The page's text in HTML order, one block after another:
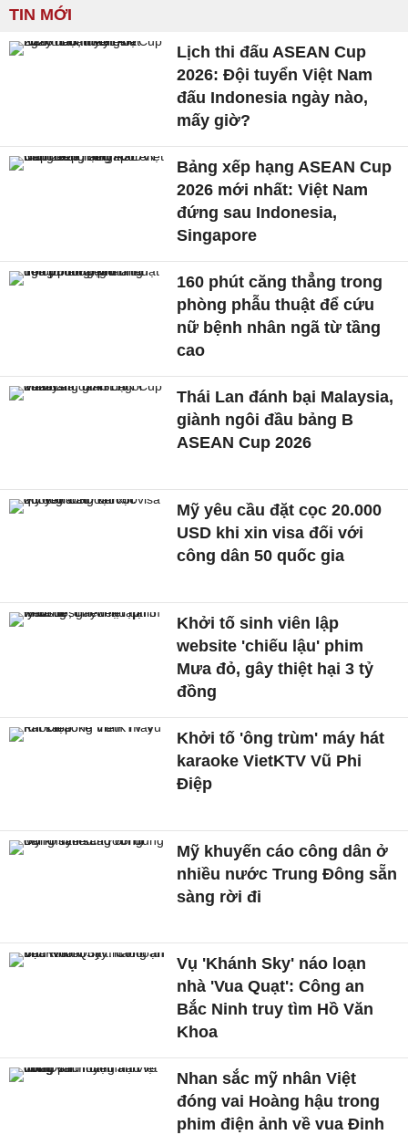
TIN MỚI
Lịch thi đấu ASEAN Cup
2026: Đội tuyển Việt Nam
đấu Indonesia ngày nào,
mấy giờ?
Bảng xếp hạng ASEAN Cup
2026 mới nhất: Việt Nam
đứng sau Indonesia,
Singapore
160 phút căng thẳng trong
phòng phẫu thuật để cứu
nữ bệnh nhân ngã từ tầng
cao
Thái Lan đánh bại Malaysia,
giành ngôi đầu bảng B
ASEAN Cup 2026
Mỹ yêu cầu đặt cọc 20.000
USD khi xin visa đối với
công dân 50 quốc gia
Khởi tố sinh viên lập
website 'chiếu lậu' phim
Mưa đỏ, gây thiệt hại 3 tỷ
đồng
Khởi tố 'ông trùm' máy hát
karaoke VietKTV Vũ Phi
Điệp
Mỹ khuyến cáo công dân ở
nhiều nước Trung Đông sẵn
sàng rời đi
Vụ 'Khánh Sky' náo loạn
nhà 'Vua Quạt': Công an
Bắc Ninh truy tìm Hồ Văn
Khoa
Nhan sắc mỹ nhân Việt
đóng vai Hoàng hậu trong
phim điện ảnh về vua Đinh